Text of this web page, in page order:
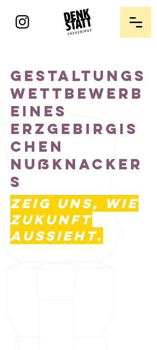
Gestaltungs
wettbewerb
eines
erzgebirgis
chen
Nußknacker
s
Zeig uns, wie
Zukunft
aussieht.